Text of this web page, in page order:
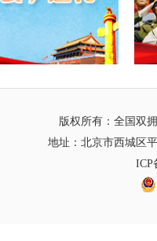
版权所有：全国双
地址：北京市西城区
ICP